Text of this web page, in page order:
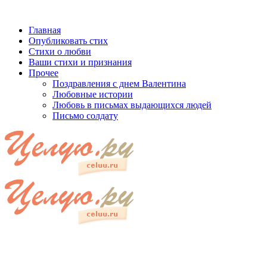
Главная
Опубликовать стих
Стихи о любви
Ваши стихи и признания
Прочее
Поздравления с днем Валентина
Любовные истории
Любовь в письмах выдающихся людей
Письмо солдату